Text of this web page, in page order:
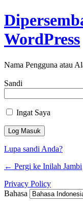
WordPress
Nama Pengguna atau
Sandi
Ingat Saya
Lupa sandi Anda?
← Pergi ke Inilah Jambi
Privacy Policy
Bahasa